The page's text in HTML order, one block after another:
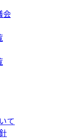
会
て